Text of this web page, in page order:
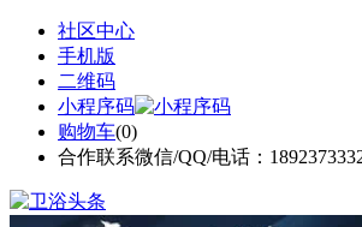
社区中心
手机版
二维码
小程序码
购物车(0)
合作联系微信/QQ/电话：